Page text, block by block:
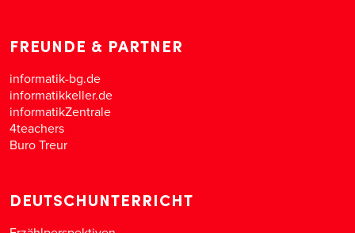
FREUNDE & PARTNER
informatik-bg.de
informatikkeller.de
informatikZentrale
4teachers
Buro Treur
DEUTSCHUNTERRICHT